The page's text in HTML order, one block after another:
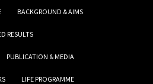
BACKGROUND & AIMS
RESULTS
PUBLICATION & MEDIA
LIFE PROGRAMME